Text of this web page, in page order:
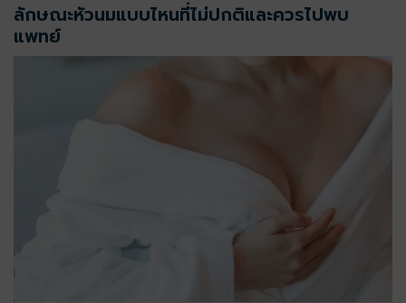
ลักษณะหัวนมแบบไหนที่ไม่ปกติและควรไปพบ
แพทย์